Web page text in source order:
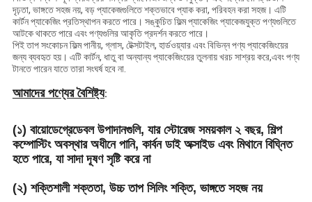
দৃঢ়তা, ভাঙ্গতে সহজ নয়, বড় প্যাকেজগুলিতে শক্তভাবে প্যাক করা, পরিবহন করা সহজ। এটি
কার্টন প্যাকেজিং প্রতিস্থাপন করতে পারে। সঙ্কুচিত ফিল্ম প্যাকেজিং প্যাকেজযুক্ত পণ্যগুলিতে
আটকে থাকতে পারে এবং পণ্যগুলির আকৃতি প্রদর্শন করতে পারে।
পিই তাপ সংকোচন ফিল্ম পানীয়, গ্লাস, টেক্সটাইল, হার্ডওয়্যার এবং বিভিন্ন পণ্য প্যাকেজিংয়ের
জন্য ব্যবহৃত হয়। এটি কার্টন, ধাতু বা অন্যান্য প্যাকেজিংয়ের তুলনায় খরচ সাশ্রয় করে,এবং পণ্য
টানতে পারেন যাতে তারা সংঘর্ষ হবে না.
আমাদের পণ্যের বৈশিষ্ট্য:
(১) বায়োডেগ্রেডেবল উপাদানগুলি, যার স্টোরেজ সময়কাল ২ বছর, শিল্প
কম্পোস্টিং অবস্থার অধীনে পানি, কার্বন ডাই অক্সাইড এবং মিথানে বিঘ্নিত
হতে পারে, যা সাদা দূষণ সৃষ্টি করে না
(২) শক্তিশালী শক্ততা, উচ্চ তাপ সিলিং শক্তি, ভাঙ্গতে সহজ নয়